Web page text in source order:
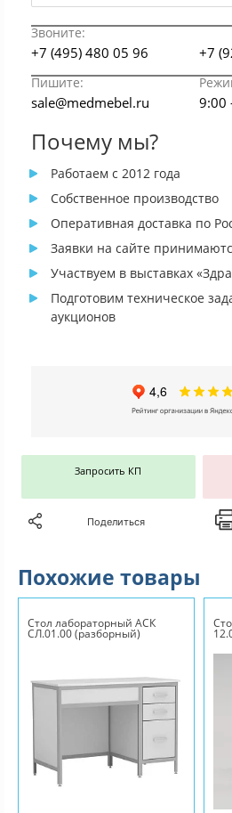
Звоните:
+7 (495) 480 05 96 +7
Пишите:
sale@medmebel.ru 9:00
Почему мы?
Работаем с 2012 года
Собственное производство
Оперативная доставка по
Заявки на сайте
Участвуем в выставках
Подготовим техническое
аукционов
Запросить КП
Поделиться
Похожие товары
Стол лабораторный АСК
СЛ.01.00 (разборный)